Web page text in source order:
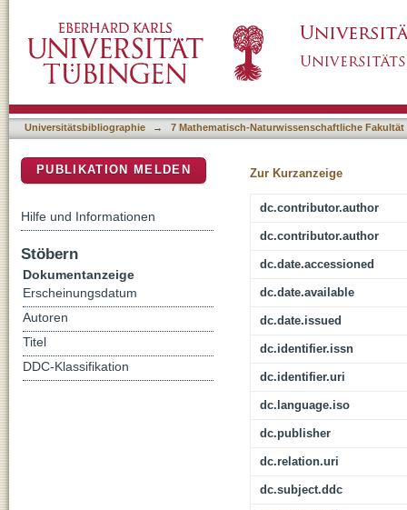
assessment study
Universitätsbibliographie → 7 Mathematisch-Naturwissenschaftliche Fakultät
Zur Kurzanzeige
dc.contributor.author
dc.contributor.author
dc.date.accessioned
dc.date.available
dc.date.issued
dc.identifier.issn
dc.identifier.uri
dc.language.iso
dc.publisher
dc.relation.uri
dc.subject.ddc
PUBLIKATION MELDEN
Hilfe und Informationen
Stöbern
Dokumentanzeige
Erscheinungsdatum
Autoren
Titel
DDC-Klassifikation